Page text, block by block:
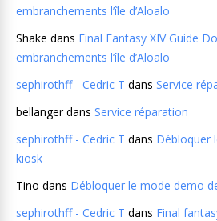
embranchements l’île d’Aloalo
Shake dans Final Fantasy XIV Guide
embranchements l’île d’Aloalo
sephirothff - Cedric T dans Service
bellangerdans Service réparation
sephirothff - Cedric T dans Débloquer
kiosk
Tino dans Débloquer le mode demo
sephirothff - Cedric T dans Final